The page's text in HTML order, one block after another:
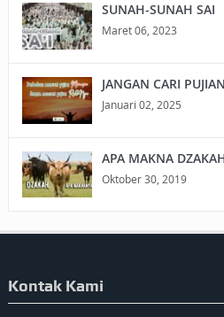
SUNAH-SUNAH SAI
Maret 06, 2023
JANGAN CARI
Januari 02, 2025
APA MAKNA
Oktober 30, 2019
Kontak Kami